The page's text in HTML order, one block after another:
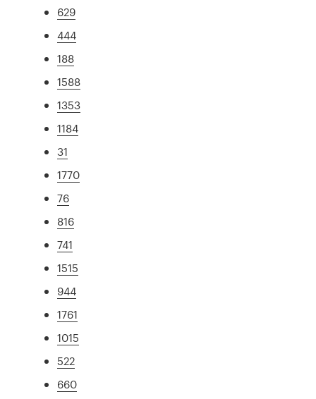
629
444
188
1588
1353
1184
31
1770
76
816
741
1515
944
1761
1015
522
660